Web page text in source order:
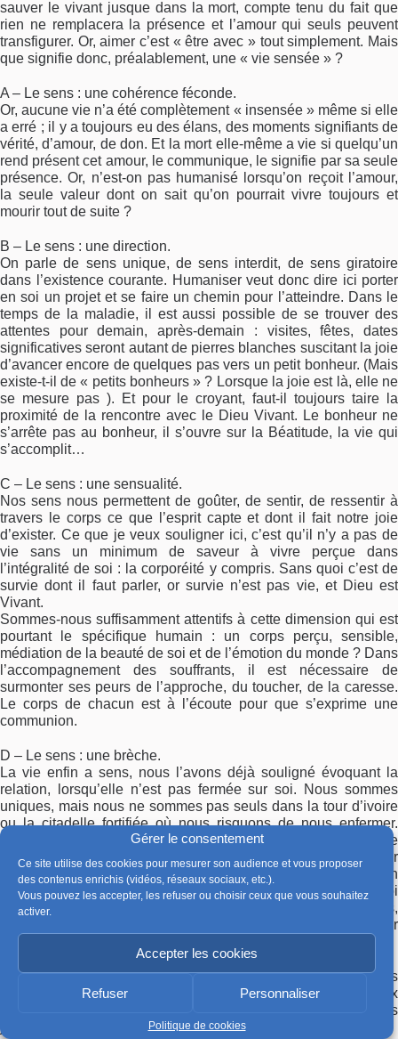
Gérer le consentement
Ce site utilise des cookies pour mesurer son audience et vous proposer
des contenus enrichis (vidéos, réseaux sociaux, etc.).
Vous pouvez les accepter, les refuser ou choisir ceux que vous souhaitez
activer.
Accepter les cookies
Refuser Personnaliser
Politique de cookies
sauver le vivant jusque dans la mort, compte tenu du fait que
rien ne remplacera la présence et l’amour qui seuls peuvent
transfigurer. Or, aimer c’est « être avec » tout simplement. Mais
que signifie donc, préalablement, une « vie sensée » ?
A – Le sens : une cohérence féconde.
Or, aucune vie n’a été complètement « insensée » même si elle
a erré ; il y a toujours eu des élans, des moments signifiants de
vérité, d’amour, de don. Et la mort elle-même a vie si quelqu’un
rend présent cet amour, le communique, le signifie par sa seule
présence. Or, n’est-on pas humanisé lorsqu’on reçoit l’amour,
la seule valeur dont on sait qu’on pourrait vivre toujours et
mourir tout de suite ?
B – Le sens : une direction.
On parle de sens unique, de sens interdit, de sens giratoire
dans l’existence courante. Humaniser veut donc dire ici porter
en soi un projet et se faire un chemin pour l’atteindre. Dans le
temps de la maladie, il est aussi possible de se trouver des
attentes pour demain, après-demain : visites, fêtes, dates
significatives seront autant de pierres blanches suscitant la joie
d’avancer encore de quelques pas vers un petit bonheur. (Mais
existe-t-il de « petits bonheurs » ? Lorsque la joie est là, elle ne
se mesure pas ). Et pour le croyant, faut-il toujours taire la
proximité de la rencontre avec le Dieu Vivant. Le bonheur ne
s’arrête pas au bonheur, il s’ouvre sur la Béatitude, la vie qui
s’accomplit…
C – Le sens : une sensualité.
Nos sens nous permettent de goûter, de sentir, de ressentir à
travers le corps ce que l’esprit capte et dont il fait notre joie
d’exister. Ce que je veux souligner ici, c’est qu’il n’y a pas de
vie sans un minimum de saveur à vivre perçue dans
l’intégralité de soi : la corporéité y compris. Sans quoi c’est de
survie dont il faut parler, or survie n’est pas vie, et Dieu est
Vivant.
Sommes-nous suffisamment attentifs à cette dimension qui est
pourtant le spécifique humain : un corps perçu, sensible,
médiation de la beauté de soi et de l’émotion du monde ? Dans
l’accompagnement des souffrants, il est nécessaire de
surmonter ses peurs de l’approche, du toucher, de la caresse.
Le corps de chacun est à l’écoute pour que s’exprime une
communion.
D – Le sens : une brèche.
La vie enfin a sens, nous l’avons déjà souligné évoquant la
relation, lorsqu’elle n’est pas fermée sur soi. Nous sommes
uniques, mais nous ne sommes pas seuls dans la tour d’ivoire
ou la citadelle fortifiée où nous risquons de nous enfermer.
Cette posture existe dans la vie courante, mais s’accentue
avec le mal, l’épreuve, la souffrance. Or une vie, pour avoir
sens, doit avoir brisé le cercle de son moi pour se frayer un
passage vers l’extérieur. Là s’opère la communication de soi
avec l’autre, les autres, la vie qui vit autrement, dehors, ailleurs,
et dont chacun a besoin pour respirer, grandir, exister
Il me semble qu’en reliant ces divers aspects nous pouvons
bâtir une vie sensée et la protéger, voire la prolonger chez ceux
dont les jours sont comptés tant cependant que durent ces
jours.